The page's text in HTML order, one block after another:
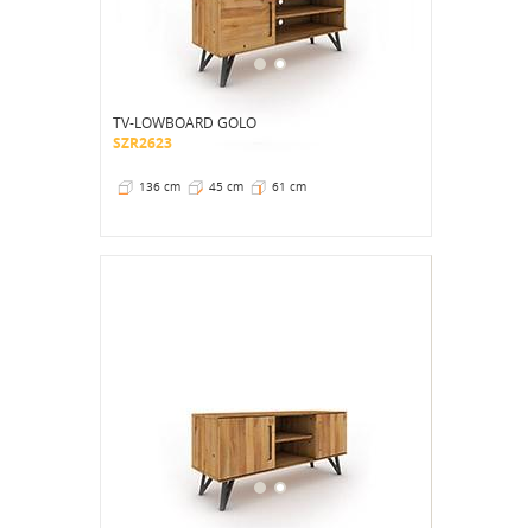
TV-LOWBOARD GOLO
SZR2623
136 cm 45 cm 61 cm